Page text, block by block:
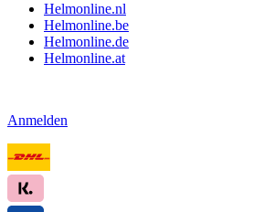
Helmonline.nl
Helmonline.be
Helmonline.de
Helmonline.at
Anmelden